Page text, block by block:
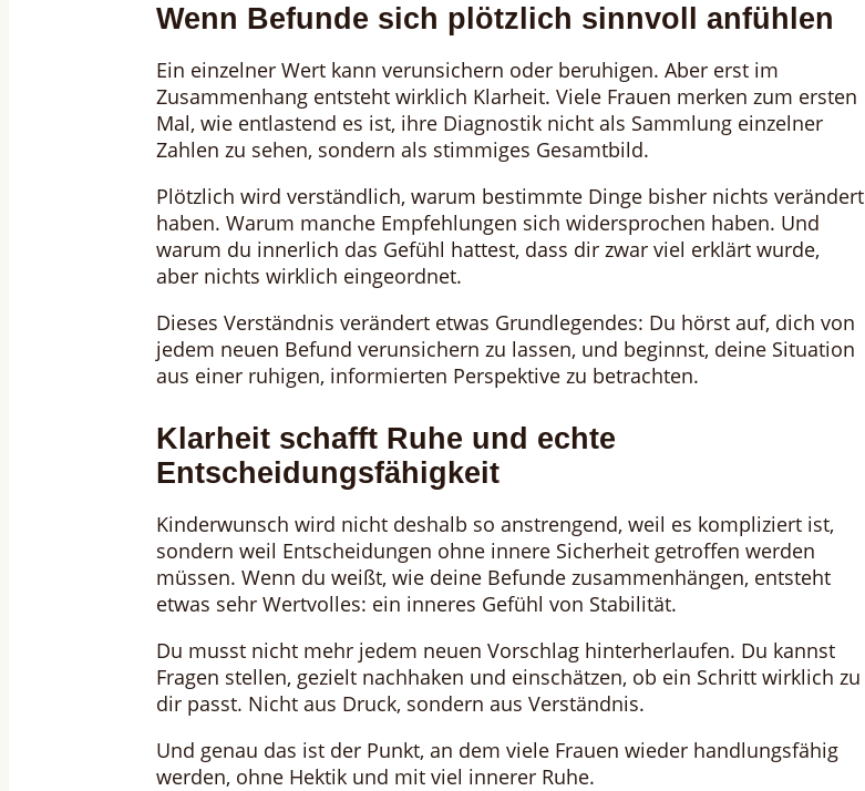
Wenn Befunde sich plötzlich sinnvoll anfühlen
Ein einzelner Wert kann verunsichern oder beruhigen. Aber erst im
Zusammenhang entsteht wirklich Klarheit. Viele Frauen merken zum ersten
Mal, wie entlastend es ist, ihre Diagnostik nicht als Sammlung einzelner
Zahlen zu sehen, sondern als stimmiges Gesamtbild.
Plötzlich wird verständlich, warum bestimmte Dinge bisher nichts verändert
haben. Warum manche Empfehlungen sich widersprochen haben. Und
warum du innerlich das Gefühl hattest, dass dir zwar viel erklärt wurde,
aber nichts wirklich eingeordnet.
Dieses Verständnis verändert etwas Grundlegendes: Du hörst auf, dich von
jedem neuen Befund verunsichern zu lassen, und beginnst, deine Situation
aus einer ruhigen, informierten Perspektive zu betrachten.
Klarheit schafft Ruhe und echte
Entscheidungsfähigkeit
Kinderwunsch wird nicht deshalb so anstrengend, weil es kompliziert ist,
sondern weil Entscheidungen ohne innere Sicherheit getroffen werden
müssen. Wenn du weißt, wie deine Befunde zusammenhängen, entsteht
etwas sehr Wertvolles: ein inneres Gefühl von Stabilität.
Du musst nicht mehr jedem neuen Vorschlag hinterherlaufen. Du kannst
Fragen stellen, gezielt nachhaken und einschätzen, ob ein Schritt wirklich zu
dir passt. Nicht aus Druck, sondern aus Verständnis.
Und genau das ist der Punkt, an dem viele Frauen wieder handlungsfähig
werden, ohne Hektik und mit viel innerer Ruhe.